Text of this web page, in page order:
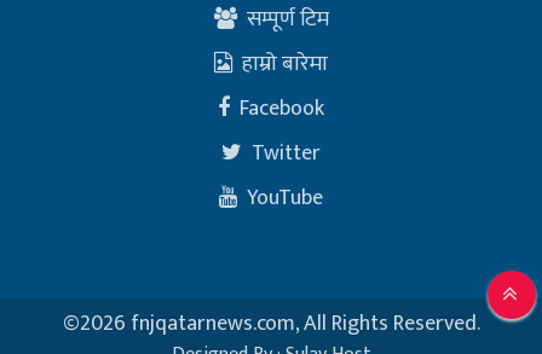
सम्पूर्ण टिम
हाम्रो बारेमा
Facebook
Twitter
YouTube
©2026 fnjqatarnews.com, All Rights Reserved.